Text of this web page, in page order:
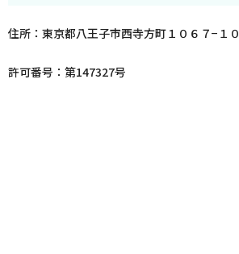
住所：東京都八王子市西寺方町１０６７−１０
許可番号：第147327号